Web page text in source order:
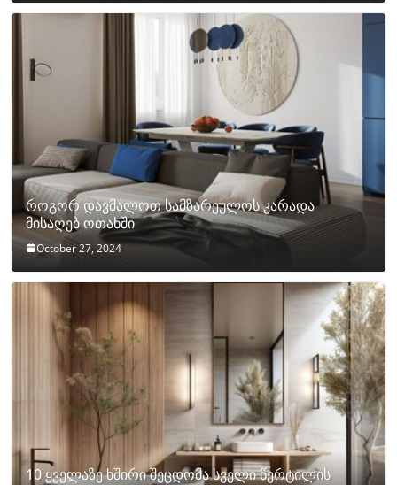
როგორ დავმალოთ სამზარეულოს კარადა
მისაღებ ოთახში
October 27, 2024
10 ყველაზე ხშირი შეცდომა სველი წერტილის